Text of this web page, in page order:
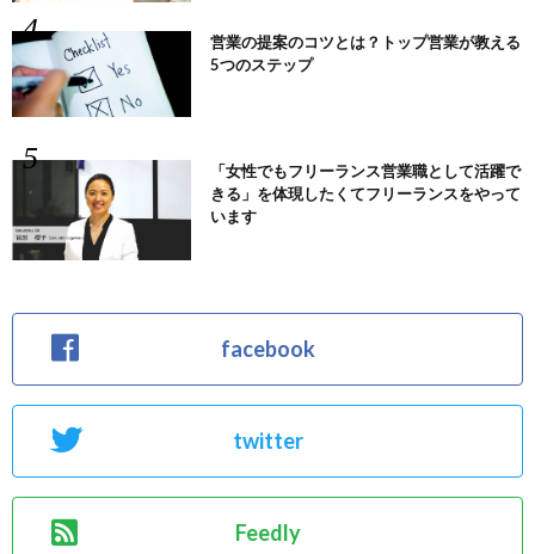
営業の提案のコツとは？トップ営業が教える
5つのステップ
「女性でもフリーランス営業職として活躍で
きる」を体現したくてフリーランスをやって
います
facebook
twitter
Feedly